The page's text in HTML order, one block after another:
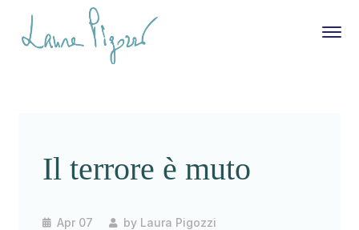
Il terrore è muto
Apr 07 by Laura Pigozzi